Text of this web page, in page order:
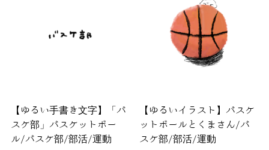
【ゆるい手書き文字】「バ
スケ部」バスケットボー
ル/バスケ部/部活/運動
【ゆるいイラスト】バスケ
ットボールとくまさん/バ
スケ部/部活/運動